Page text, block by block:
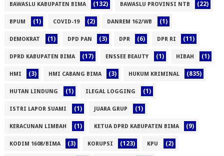
BAWASLU KABUPATEN BIMA (132) BAWASLU PROVINSI NTB (22)
BPUM (1) COVID-19 (2) DANREM 162/WB (1)
DEMOKRAT (1) DPD PAN (3) DPR (6) DPR RI (11)
DPRD KABUPATEN BIMA (17) ENSSEE BEAUTY (1) HIBAH (1)
HMI (3) HMI CABANG BIMA (3) HUKUM KRIMINAL (835)
HUTAN LINDUNG (1) ILEGAL LOGGING (1)
ISTRI LAPOR SUAMI (1) JUARA GRUP (1)
KERACUNAN LIMBAH (1) KETUA DPRD KABUPATEN BIMA (9)
KODIM 1608/BIMA (3) KORUPSI (123) KPU (2)